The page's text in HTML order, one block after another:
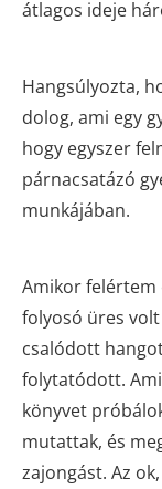
átlagos ideje
Hangsúlyozta,
dolog, ami egy
hogy egyszer
párnacsatázó
munkájában.
Amikor felértem
folyosó üres
csalódott
folytatódott.
könyvet
mutattak, és
zajongást. Az